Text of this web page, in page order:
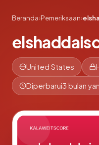
Beranda›Pemeriksaan›
United States
Diperbarui3 bulan